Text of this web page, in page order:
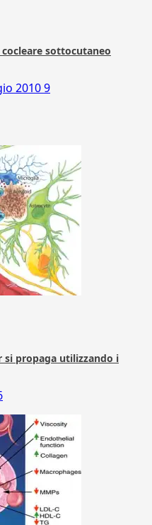
sottocutaneo
20109
si propaga utilizzando i